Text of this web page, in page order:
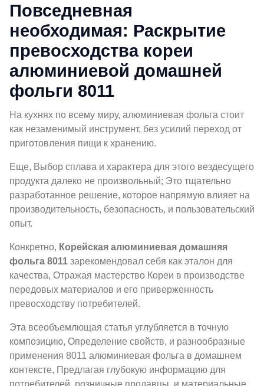
Повседневная
необходимая: Раскрытие
превосходства кореи
алюминиевой домашней
фольги 8011
На кухнях по всему миру, алюминиевая фольга стоит
как незаменимый инструмент, без усилий переход от
приготовления пищи к хранению.
Еще, Выбор сплава и характера для этого вездесущего
продукта далеко не произвольный; Это тщательно
разработанное решение, которое напрямую влияет на
производительность, безопасность, и пользовательский
опыт.
Конкретно, Корейская алюминиевая домашняя
фольга 8011 зарекомендовал себя как эталон для
качества, Отражая мастерство Кореи в производстве
передовых материалов и его приверженность
превосходству потребителей.
Эта всеобъемлющая статья углубляется в точную
композицию, Определение свойств, и разнообразные
применения 8011 алюминиевая фольга в домашнем
контексте, Предлагая глубокую информацию для
потребителей, розничные продавцы, и материальные